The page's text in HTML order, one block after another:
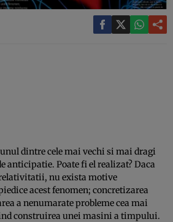
dintre cele mai vechi si mai dragi
anticipatie. Poate fi el realizat? Daca
nu exista motive
acest fenomen; concretizarea
a nenumarate probleme cea mai
construirea unei masini a timpului.